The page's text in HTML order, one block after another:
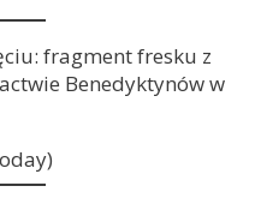
fragment fresku z
Benedyktynów w